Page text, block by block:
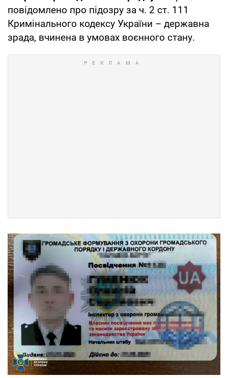
повідомлено про підозру за ч. 2 ст. 111
Кримінального кодексу України – державна
зрада, вчинена в умовах воєнного стану.